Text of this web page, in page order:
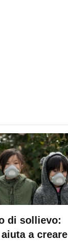
di sollievo:
a creare